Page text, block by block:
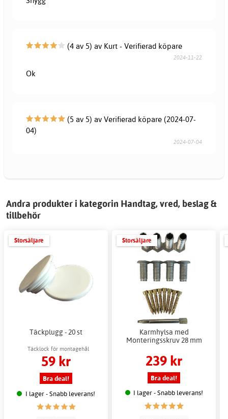
(4 av 5) av Kurt - Verifierad köpare
2024-11-22
Ok
(5 av 5) av Verifierad köpare (2024-07-
04)
2024-07-04
Andra produkter i kategorin Handtag, vred, beslag &
tillbehör
Storsäljare
Täckplugg - 20 st
Täcklock för montagehål
59 kr
Bra deal!
I lager - Snabb leverans!
Storsäljare
Karmhylsa med
Monteringsskruv 28 mm
239 kr
Bra deal!
I lager - Snabb leverans!